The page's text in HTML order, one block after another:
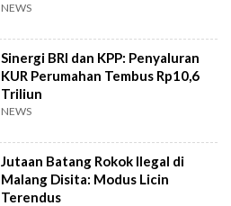
NEWS
Sinergi BRI dan KPP: Penyaluran
KUR Perumahan Tembus Rp10,6
Triliun
NEWS
Jutaan Batang Rokok Ilegal di
Malang Disita: Modus Licin
Terendus